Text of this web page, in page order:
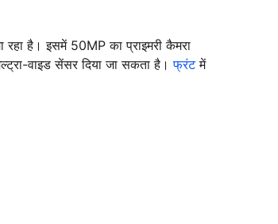
है। इसमें 50MP का प्राइमरी कैमरा
वाइड सेंसर दिया जा सकता है।फ्रंटमें